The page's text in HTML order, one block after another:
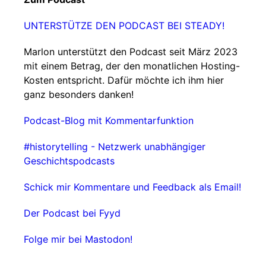
UNTERSTÜTZE DEN PODCAST BEI STEADY!
Marlon unterstützt den Podcast seit März 2023
mit einem Betrag, der den monatlichen Hosting-
Kosten entspricht. Dafür möchte ich ihm hier
ganz besonders danken!
Podcast-Blog mit Kommentarfunktion
#historytelling - Netzwerk unabhängiger
Geschichtspodcasts
Schick mir Kommentare und Feedback als Email!
Der Podcast bei Fyyd
Folge mir bei Mastodon!